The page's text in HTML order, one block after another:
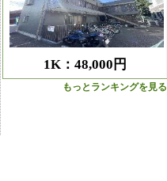
1K：48,000円
もっとランキングを見る